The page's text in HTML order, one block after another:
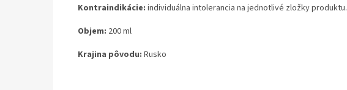
Kontraindikácie: individuálna intolerancia na jednotlivé zložky produktu.
Objem: 200 ml
Krajina pôvodu: Rusko